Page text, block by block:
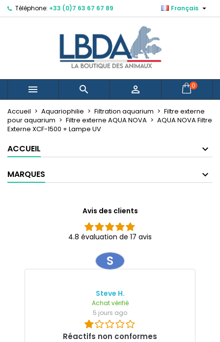
Téléphone: +33 (0)7 63 67 67 89 Français 
   0
Accueil Aquariophilie Filtration aquarium
Filtre externe
pour aquarium
Filtre externe AQUA NOVA
AQUA NOVA Filtre
Externe XCF-1500 + Lampe UV
ACCUEIL
MARQUES
Avis des clients
4.8 évaluation de 17 avis
S
Steve H.
Achat vérifié
5 jours ago
Réactifs non conformes
Mes listes d'envies ×
Créer une nouvelle liste
Créer une liste d'envies ×
Nom de la liste d'envies
Annuler Créer une liste d'envies
Connexion ×
Vous devez être connecté pour ajouter des produits
à votre liste d'envies.
Annuler Connexion